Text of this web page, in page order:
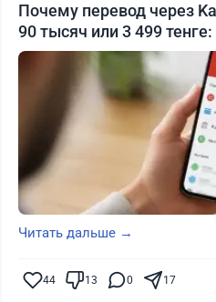
Почему перевод через
90 тысяч или 3 499
Читать дальше →
44 13 0 17